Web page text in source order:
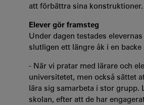
att förbättra sina konstruktioner.
Elever gör framsteg
Under dagen testades
slutligen ett längre åk i en
- När vi pratar med lärare och
universitetet, men också sättet
lära sig samarbeta i stor grupp.
skolan, efter att de har